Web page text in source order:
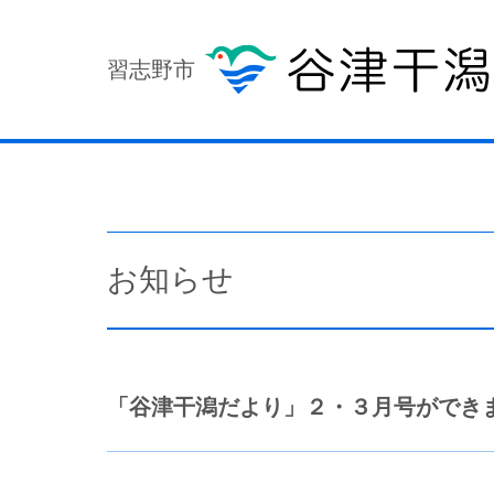
習志野市
お知らせ
「谷津干潟だより」２・３月号ができ